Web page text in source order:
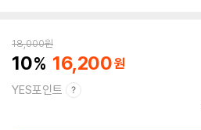
18,000원
10 16,200
YES포인트